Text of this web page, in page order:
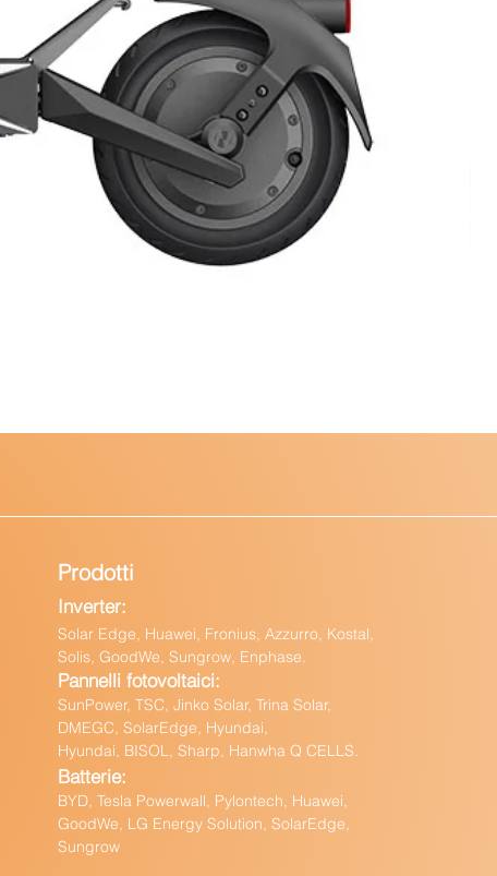
Prodotti
Inverter:
Solar Edge, Huawei, Fronius, Azzurro, Kostal,
Solis, GoodWe, Sungrow, Enphase.
Pannelli fotovoltaici:
SunPower, TSC, Jinko Solar, Trina Solar,
DMEGC, SolarEdge, Hyundai,
Hyundai, BISOL, Sharp, Hanwha Q CELLS.
Batterie:
BYD, Tesla Powerwall, Pylontech, Huawei,
GoodWe, LG Energy Solution, SolarEdge,
Sungrow